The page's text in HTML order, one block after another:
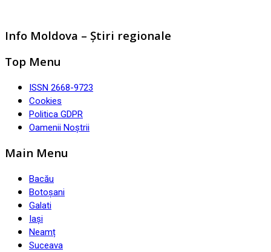
Info Moldova – Știri regionale
Top Menu
ISSN 2668-9723
Cookies
Politica GDPR
Oamenii Noștrii
Main Menu
Bacău
Botoșani
Galati
Iași
Neamț
Suceava